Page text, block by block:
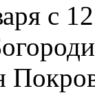
с